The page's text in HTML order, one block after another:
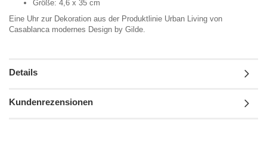
Größe: 4,6 x 35 cm
Eine Uhr zur Dekoration aus der Produktlinie Urban Living von
Casablanca modernes Design by Gilde.
Details
Kundenrezensionen